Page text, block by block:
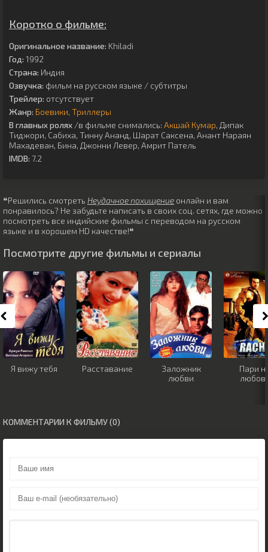
Коротко о фильме:
Оригинальное название: Khiladi
Год: 1992
Страна: Индия
Озвучка: фильм на русском языке / субтитры
Трейлер: отсутствует
Жанр: Боевики Триллеры
В главных ролях /в фильме снимались: Акшай Кумар, Дипак
Тиджори, Сабиха, Тинну Ананд, Шарат Саксена, Анант Нараян
Махадеван, Бина, Джонни Левер, Амрит Патель
IMDB: 7.2
❝Решились смотреть Неудачное похищение онлайн и вам
понравилось? Не забудьте написать в своих соц. сетях, где можно
посмотреть все индийские фильмы с переводом на русском
языке и в хорошем HD качестве!❝
Посмотрите другие фильмы и сериалы
Я вижу тебя Расставание
Заложник
любви
Пари
КОММЕНТАРИИ К ФИЛЬМУ (0)